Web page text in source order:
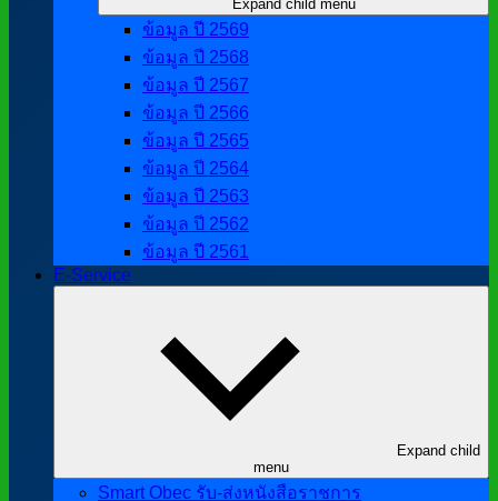
Expand child menu
ข้อมูล ปี 2569
ข้อมูล ปี 2568
ข้อมูล ปี 2567
ข้อมูล ปี 2566
ข้อมูล ปี 2565
ข้อมูล ปี 2564
ข้อมูล ปี 2563
ข้อมูล ปี 2562
ข้อมูล ปี 2561
E-Service
Expand child
menu
Smart Obec รับ-ส่งหนังสือราชการ